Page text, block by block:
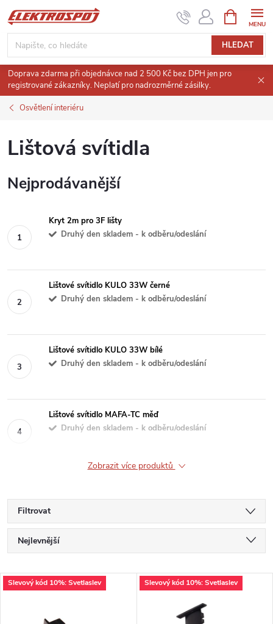
Přejít
na
obsah
HLEDAT
NÁKUPNÍ
KOŠÍK
Doprava zdarma při objednávce nad 2 500 Kč bez DPH jen pro
registrované zákazníky. Neplatí pro nadrozměrné zásilky.
Osvětlení interiéru
Lištová svítidla
Nejprodávanější
Kryt 2m pro 3F lišty
Druhý den skladem - k odběru/odeslání
Lištové svítidlo KULO 33W černé
Druhý den skladem - k odběru/odeslání
Lištové svítidlo KULO 33W bílé
Druhý den skladem - k odběru/odeslání
Lištové svítidlo MAFA-TC měď
Druhý den skladem - k odběru/odeslání
Zobrazit více produktů
Filtrovat
Ř
a
Nejlevnější
Nejprodávanější
V
Slevový kód 10%: Svetlaslev Slevový kód 10%: Svetlaslev